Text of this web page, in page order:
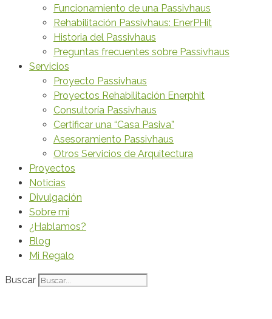
Funcionamiento de una Passivhaus
Rehabilitación Passivhaus: EnerPHit
Historia del Passivhaus
Preguntas frecuentes sobre Passivhaus
Servicios
Proyecto Passivhaus
Proyectos Rehabilitación Enerphit
Consultoría Passivhaus
Certificar una “Casa Pasiva”
Asesoramiento Passivhaus
Otros Servicios de Arquitectura
Proyectos
Noticias
Divulgación
Sobre mi
¿Hablamos?
Blog
Mi Regalo
Buscar